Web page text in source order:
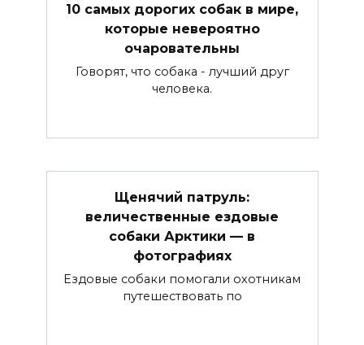
10 самых дорогих собак в мире,
которые невероятно
очаровательны
Говорят, что собака - лучший друг
человека.
Щенячий патруль:
величественные ездовые
собаки Арктики — в
фотографиях
Ездовые собаки помогали охотникам
путешествовать по